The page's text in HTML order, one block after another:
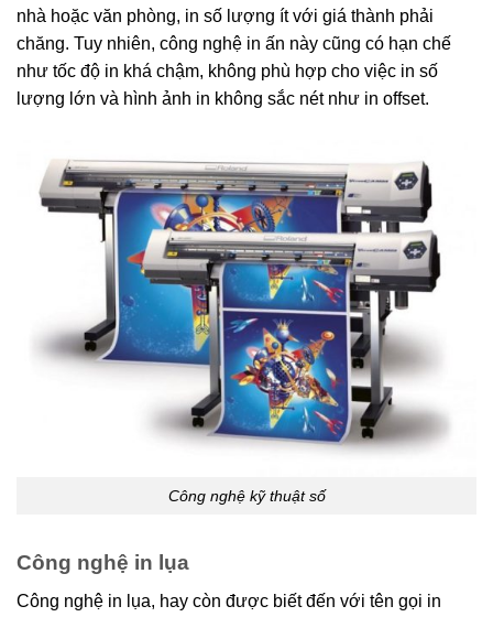
nhà hoặc văn phòng, in số lượng ít với giá thành phải
chăng. Tuy nhiên, công nghệ in ấn này cũng có hạn chế
như tốc độ in khá chậm, không phù hợp cho việc in số
lượng lớn và hình ảnh in không sắc nét như in offset.
Công nghệ kỹ thuật số
Công nghệ in lụa
Công nghệ in lụa, hay còn được biết đến với tên gọi in